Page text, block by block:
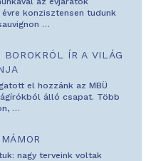
konzisztensen tudunk
…
ÍR A VILÁG
el hozzánk az MBÜ
álló csapat. Több
…
nagy terveink voltak